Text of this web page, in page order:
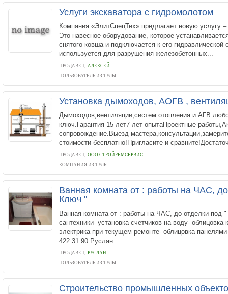
Услуги экскаватора с гидромолотом
Компания «ЭлитСпецТех» предлагает новую услугу
Это навесное оборудование, которое
снятого ковша и подключается к его гидравлической
используется для разрушения железобетонных...
ПРОДАВЕЦ: АЛЕКСЕЙ
ПОЛЬЗОВАТЕЛЬ ИЗ ТУЛЫ
Установка дымоходов, AОГВ ,
Дымоходов,вентиляции,систем отопления и АГВ
ключ.Гарантия 15 лет7 лет опытаПроектные
сопровождение.Выезд
стоимости-бесплатно!Пригласите и
ПРОДАВЕЦ: ООО СТРОЙРЕМСЕРВИС
КОМПАНИЯ ИЗ ТУЛЫ
Ванная комната от : работы на ЧАС,
Ключ "
Ванная комната от : работы на ЧАС, до отделки под
сантехники- установка счетчиков на воду- облицовка
электрика при текущем ремонте- облицовка
422 31 90 Руслан
ПРОДАВЕЦ: РУСЛАН
ПОЛЬЗОВАТЕЛЬ ИЗ ТУЛЫ
Строительство промышленных